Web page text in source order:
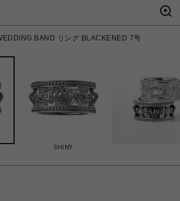
BAND リング BLACKENED 7号
SHINY